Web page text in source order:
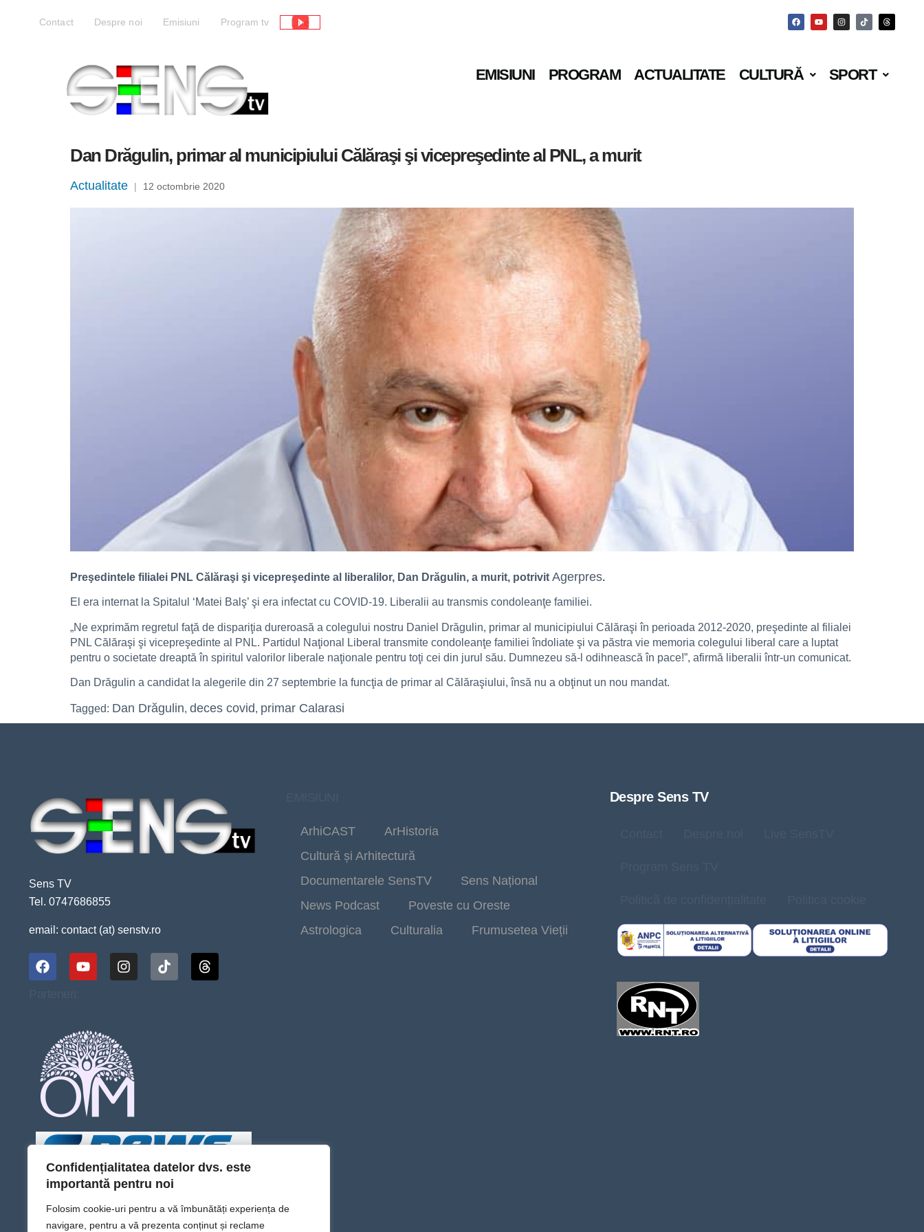
Confidențialitatea datelor dvs. este
importantă pentru noi
Folosim cookie-uri pentru a vă îmbunătăți experiența de
navigare, pentru a vă prezenta conținut și reclame
Contact Despre noi Emisiuni Program tv Live
EMISIUNI PROGRAM ACTUALITATE CULTURĂ SPORT
Dan Drăgulin, primar al municipiului Călăraşi şi vicepreşedinte al PNL, a murit
Actualitate | 12 octombrie 2020
Preşedintele filialei PNL Călăraşi şi vicepreşedinte al liberalilor, Dan Drăgulin, a murit, potrivit Agerpres.
El era internat la Spitalul ‘Matei Balş’ şi era infectat cu COVID-19. Liberalii au transmis condoleanţe familiei.
„Ne exprimăm regretul faţă de dispariţia dureroasă a colegului nostru Daniel Drăgulin, primar al municipiului Călăraşi în perioada 2012-2020, preşedinte al filialei
PNL Călăraşi şi vicepreşedinte al PNL. Partidul Naţional Liberal transmite condoleanţe familiei îndoliate şi va păstra vie memoria colegului liberal care a luptat
pentru o societate dreaptă în spiritul valorilor liberale naţionale pentru toţi cei din jurul său. Dumnezeu să-l odihnească în pace!”, afirmă liberalii într-un comunicat.
Dan Drăgulin a candidat la alegerile din 27 septembrie la funcţia de primar al Călăraşiului, însă nu a obţinut un nou mandat.
Tagged: Dan Drăgulin, deces covid, primar Calarasi
Sens TV
Tel. 0747686855
email: contact (at) senstv.ro
ArhiCAST
ArHistoria
Cultură și Arhitectură
Documentarele SensTV
Sens Național
News Podcast
Poveste cu Oreste
Astrologica
Culturalia Frumusetea Vieții
Despre Sens TV